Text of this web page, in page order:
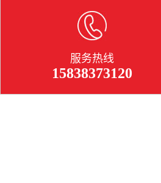
服务热线
15838373120